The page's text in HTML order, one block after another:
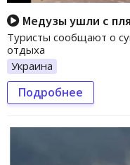
Медузы ушли с
Туристы сообщают о
отдыха
Украина
Подробнее